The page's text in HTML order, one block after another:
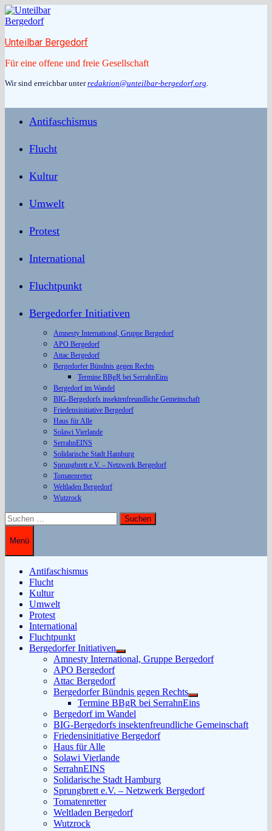
Zum
Inhalt
Unteilbar Bergedorf
Für eine offene und freie Gesellschaft
Wir sind erreichbar unterredaktion@unteilbar-bergedorf.org.
Antifaschismus
Flucht
Kultur
Umwelt
Protest
International
Fluchtpunkt
Bergedorfer Initiativen
Amnesty International, Gruppe Bergedorf
APO Bergedorf
Attac Bergedorf
Bergedorfer Bündnis gegen Rechts
Termine BBgR bei SerrahnEins
Bergedorf im Wandel
BIG-Bergedorfs insektenfreundliche Gemeinschaft
Friedensinitiative Bergedorf
Haus für Alle
Solawi Vierlande
SerrahnEINS
Solidarische Stadt Hamburg
Sprungbrett e.V. – Netzwerk Bergedorf
Tomatenretter
Weltladen Bergedorf
Wutzrock
Suchen
nach:
Menü
Antifaschismus
Flucht
Kultur
Umwelt
Protest
International
Fluchtpunkt
Bergedorfer Initiativen
Untermenü
anzeigen
Amnesty International, Gruppe Bergedorf
APO Bergedorf
Attac Bergedorf
Bergedorfer Bündnis gegen Rechts
Untermenü
anzeigen
Termine BBgR bei SerrahnEins
Bergedorf im Wandel
BIG-Bergedorfs insektenfreundliche Gemeinschaft
Friedensinitiative Bergedorf
Haus für Alle
Solawi Vierlande
SerrahnEINS
Solidarische Stadt Hamburg
Sprungbrett e.V. – Netzwerk Bergedorf
Tomatenretter
Weltladen Bergedorf
Wutzrock